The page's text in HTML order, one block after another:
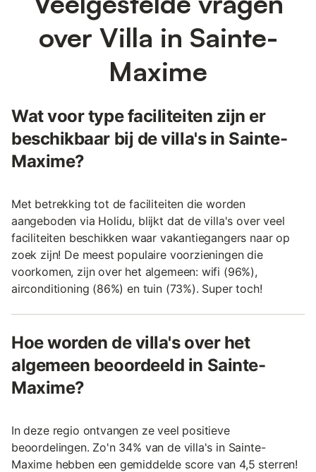
over Villa in Sainte-
Maxime
Wat voor type faciliteiten zijn er
beschikbaar bij de villa's in Sainte-
Maxime?
Met betrekking tot de faciliteiten die worden
aangeboden via Holidu, blijkt dat de villa's over veel
faciliteiten beschikken waar vakantiegangers naar op
zoek zijn! De meest populaire voorzieningen die
voorkomen, zijn over het algemeen: wifi (96%),
airconditioning (86%) en tuin (73%). Super toch!
Hoe worden de villa's over het
algemeen beoordeeld in Sainte-
Maxime?
In deze regio ontvangen ze veel positieve
beoordelingen. Zo'n 34% van de villa's in Sainte-
Maxime hebben een gemiddelde score van 4,5 sterren!